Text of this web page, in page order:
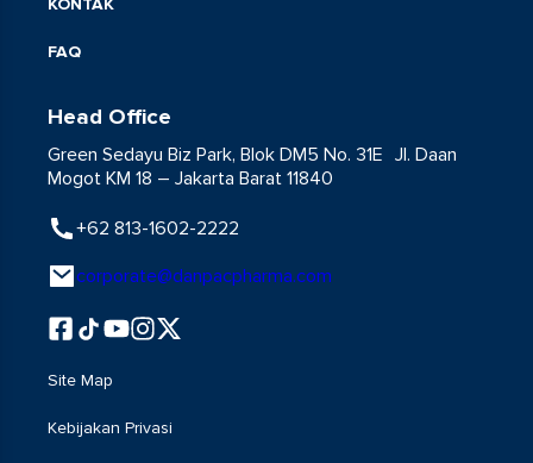
FAQ
Head Office
Green Sedayu Biz Park, Blok DM5 No. 31E Jl. Daan
Mogot KM 18 – Jakarta Barat 11840
+62 813-1602-2222
corporate@danpacpharma.com
Site Map
Kebijakan Privasi